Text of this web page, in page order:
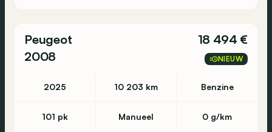
Peugeot
2008
18 494 €
NIEUW
2025 10 203 km Benzine
101 pk Manueel 0 g/km